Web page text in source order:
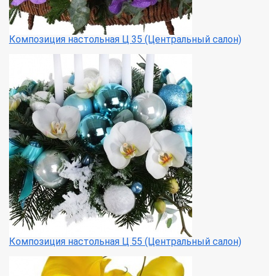
Композиция настольная Ц 35 (Центральный салон)
Композиция настольная Ц 55 (Центральный салон)